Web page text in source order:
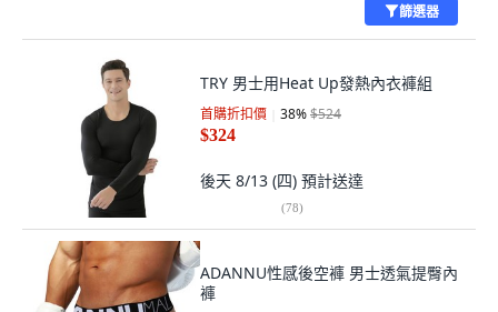
篩選器
TRY 男士用Heat Up發熱內衣褲組
首購折扣價 38%$524
$324
後天 8/13 (四) 預計送達
(78)
ADANNU性感後空褲 男士透氣提臀內
褲